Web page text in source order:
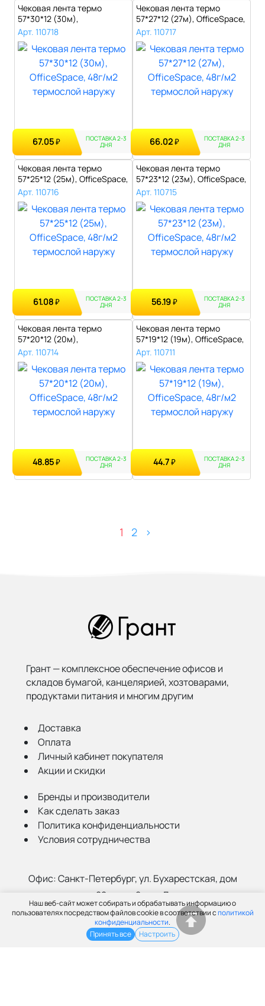
Наш веб-сайт может собирать и обрабатывать информацию о
пользователях посредством файлов cookie в соответствии сполитикой
конфиденциальности.
Принять все
Настроить
Чековая лента термо
57*30*12 (30м),
OfficeSpace, 48г/м2..
Арт. 110718
67.05₽ ПОСТАВКА 2-3
ДНЯ
Чековая лента термо
57*27*12 (27м), OfficeSpace,
48г/м2..
Арт. 110717
66.02₽ ПОСТАВКА 2-3
ДНЯ
Чековая лента термо
57*25*12 (25м), OfficeSpace,
48г/м2..
Арт. 110716
61.08₽ ПОСТАВКА 2-3
ДНЯ
Чековая лента термо
57*23*12 (23м), OfficeSpace,
48г/м2..
Арт. 110715
56.19₽ ПОСТАВКА 2-3
ДНЯ
Чековая лента термо
57*20*12 (20м),
OfficeSpace, 48г/м2..
Арт. 110714
48.85₽ ПОСТАВКА 2-3
ДНЯ
Чековая лента термо
57*19*12 (19м), OfficeSpace,
48г/м2..
Арт. 110711
44.7₽ ПОСТАВКА 2-3
ДНЯ
1 2 >
Грант — комплексное обеспечение офисов и
складов бумагой, канцелярией, хозтоварами,
продуктами питания и многим другим
Доставка
Оплата
Личный кабинет покупателя
Акции и скидки
Бренды и производители
Как сделать заказ
Политика конфиденциальности
Условия сотрудничества
Офис:Санкт-Петербург, ул. Бухарестская, дом
22, корп. 2, лит Д
Склад:Санкт-Петербург, ул. Салова, 52а
(812) 402-99-91